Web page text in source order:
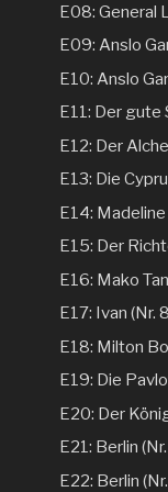
E08: General
E09: Anslo
E10: Anslo
E11: Der gute
E12: Der
E13: Die
E14:
E15: Der
E16: Mako
E17: Ivan (Nr.
E18: Milton
E19: Die
E20: Der
E21: Berlin
E22: Berlin